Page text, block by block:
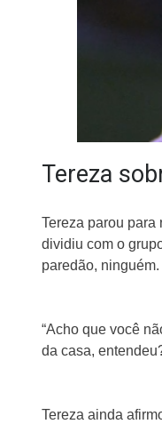
Tereza
Tereza parou
dividiu com o
paredão,
“Acho que você
da casa,
Tereza ainda